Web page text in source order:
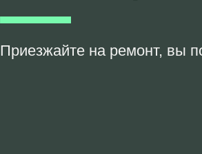
Приезжайте на ремонт, вы